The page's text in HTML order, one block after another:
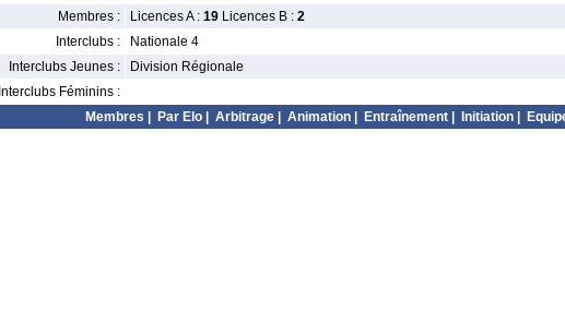
Membres :
Licences A : 19 Licences B : 2
Interclubs :
Nationale 4
Interclubs Jeunes :
Division Régionale
Interclubs Féminins :
Membres
Par Elo Arbitrage Animation Entraînement Initiation